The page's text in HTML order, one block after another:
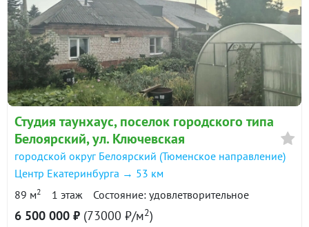
Студия таунхаус, поселок городского типа
Белоярский, ул. Ключевская
городской округ Белоярский (Тюменское направление)
Центр Екатеринбурга → 53 км
89 м2 1 этаж Состояние: удовлетворительное
6 500 000 ₽ (73000 ₽/м2)